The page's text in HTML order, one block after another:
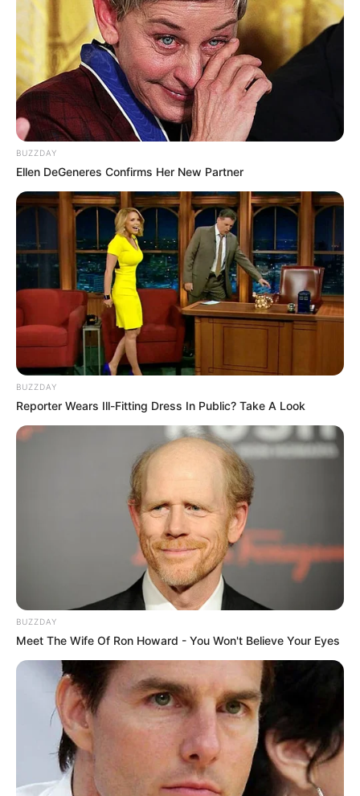
Tags
અમારી યુટ્યુબ ચેનલ ને Subscribe કરો
Latest News
અમદાવાદમાં મેયરને જોતા જ 3 દિવસથી પાણીમાં
રહેલા લોકોનો બાટલો ફાટ્યો
2 weeks ago
‘વિદ્યાર્થીઓને મારવાનો આદેશ કોણે આપ્યો, પેલેટ
ગનનો ઉપયોગ કરવાની મંજુરી કોણે આપી? રાહુલ
ગાંધીએ અમિત શાહને પત્ર લખ્યો
કેનેડામાં કાર અકસ્માતમાં અમદાવાદના કોમ્પ્યુટર
BUZZDAY
Ellen DeGeneres Confirms Her New Partner
BUZZDAY
Reporter Wears Ill-Fitting Dress In Public? Take A Look
BUZZDAY
Meet The Wife Of Ron Howard - You Won't Believe Your Eyes